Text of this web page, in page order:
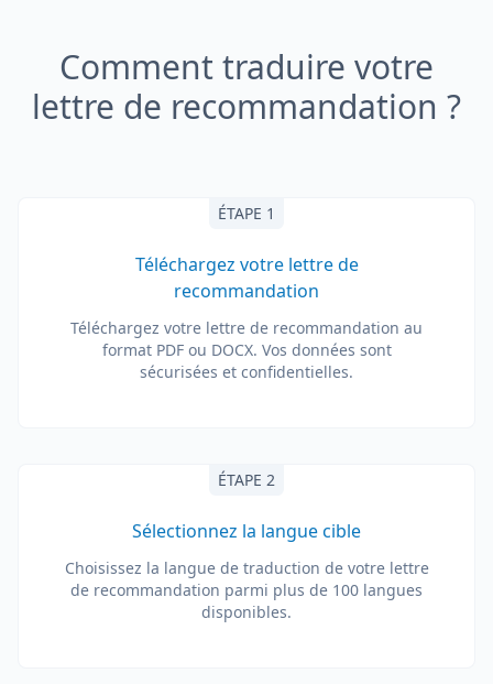
Comment traduire votre
lettre de recommandation ?
ÉTAPE 1
Téléchargez votre lettre de
recommandation
Téléchargez votre lettre de recommandation au
format PDF ou DOCX. Vos données sont
sécurisées et confidentielles.
ÉTAPE 2
Sélectionnez la langue cible
Choisissez la langue de traduction de votre lettre
de recommandation parmi plus de 100 langues
disponibles.